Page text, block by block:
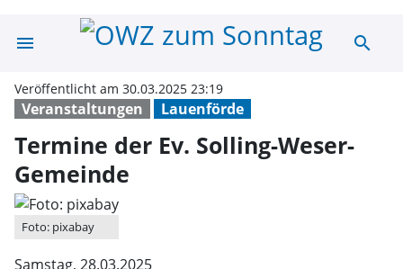
menu Termine dersearch
Veranstaltungen Lauenförde
Veröffentlicht am 30.03.2025 23:19
Termine der Ev. Solling-Weser-
Gemeinde
Foto: pixabay
Samstag, 28.03.2025